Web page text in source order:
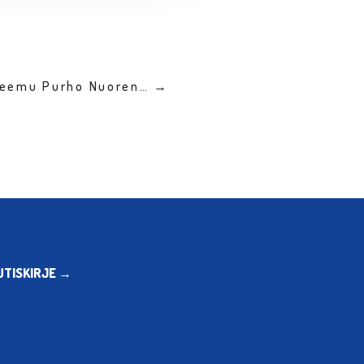
Purho Nuoren… →
→